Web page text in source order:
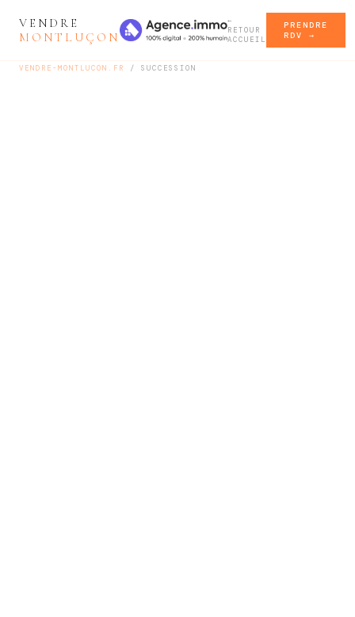
VENDRE
MONTLUÇON
←
RETOUR
ACCUEIL
PRENDRE
RDV →
VENDRE-MONTLUCON.FR / SUCCESSION